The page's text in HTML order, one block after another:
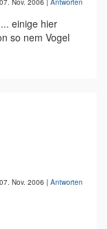
07. Nov. 2006 | Antworten
einige hier
so nem Vogel
07. Nov. 2006 | Antworten